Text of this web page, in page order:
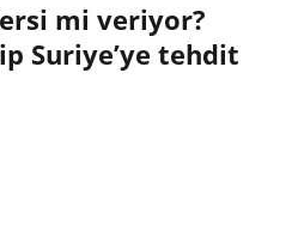
mi veriyor?
Suriye’ye tehdit